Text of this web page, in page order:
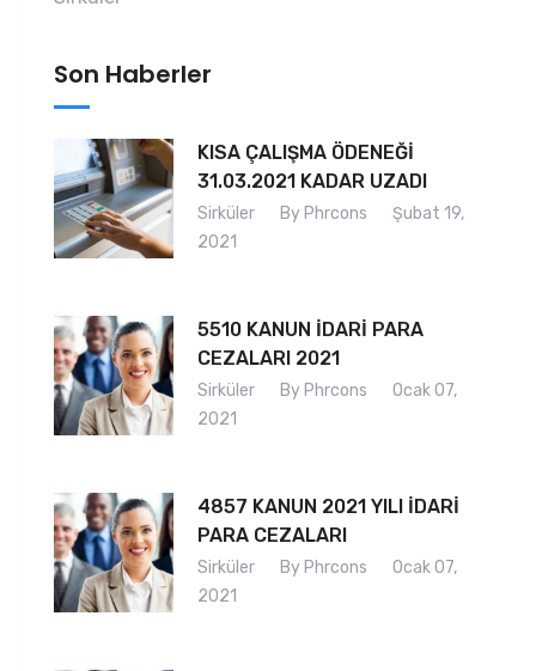
Son Haberler
KISA ÇALIŞMA ÖDENEĞİ
31.03.2021 KADAR UZADI
Sirküler By Phrcons
Şubat 19,
2021
5510 KANUN İDARİ PARA
CEZALARI 2021
Sirküler By Phrcons
Ocak 07,
2021
4857 KANUN 2021 YILI İDARİ
PARA CEZALARI
Sirküler By Phrcons
Ocak 07,
2021